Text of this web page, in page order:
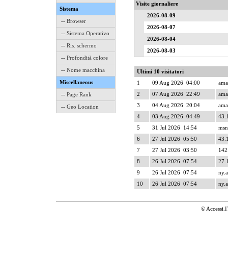
Sistema
-- Browser
-- Sistema Operativo
-- Ris. schermo
-- Profondità colore
-- Nome macchina
Miscellaneous
-- Page Rank
-- Geo Location
Visite giornaliere
2026-08-09
2026-08-07
2026-08-04
2026-08-03
Ultimi 10 visitatori
1
09 Aug 2026 04:00
2
07 Aug 2026 22:49
3
04 Aug 2026 20:04
4
03 Aug 2026 04:49
5
31 Jul 2026 14:54
6
27 Jul 2026 05:50
7
27 Jul 2026 03:50
8
26 Jul 2026 07:54
9
26 Jul 2026 07:54
10
26 Jul 2026 07:54
©